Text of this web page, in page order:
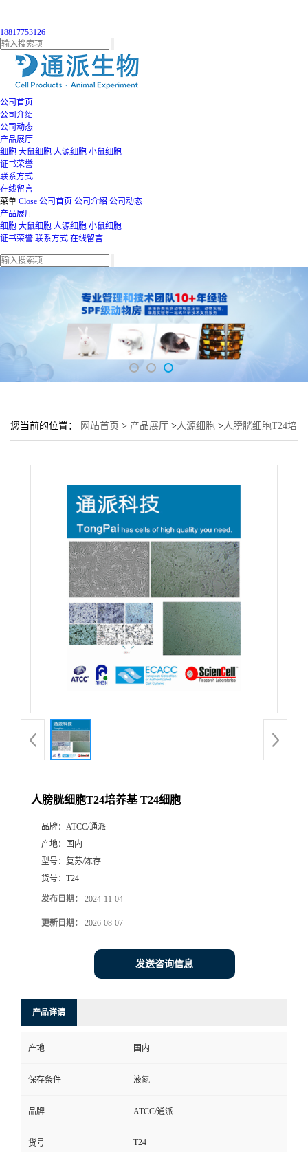
18817753126
公司首页
公司介绍
公司动态
产品展厅
细胞 大鼠细胞 人源细胞 小鼠细胞
证书荣誉
联系方式
在线留言
菜单 Close 公司首页 公司介绍 公司动态
产品展厅
细胞 大鼠细胞 人源细胞 小鼠细胞
证书荣誉 联系方式 在线留言
您当前的位置： 网站首页 > 产品展厅 >人源细胞 >人膀胱细胞T24培
人膀胱细胞T24培养基 T24细胞
品牌： ATCC/通派
产地：
国内
型号： 复苏/冻存
货号： T24
发布日期： 2024-11-04
更新日期： 2026-08-07
发送咨询信息
产品详请
产地 国内
保存条件 液氮
品牌 ATCC/通派
货号 T24